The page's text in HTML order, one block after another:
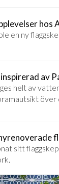
hos
en ny
av
helt av
över
sitt